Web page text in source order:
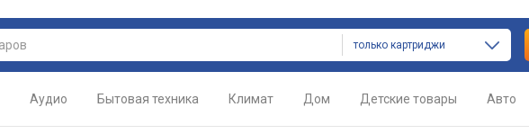
только картриджи
Аудио Бытовая техника Климат Дом Детские товары Авто